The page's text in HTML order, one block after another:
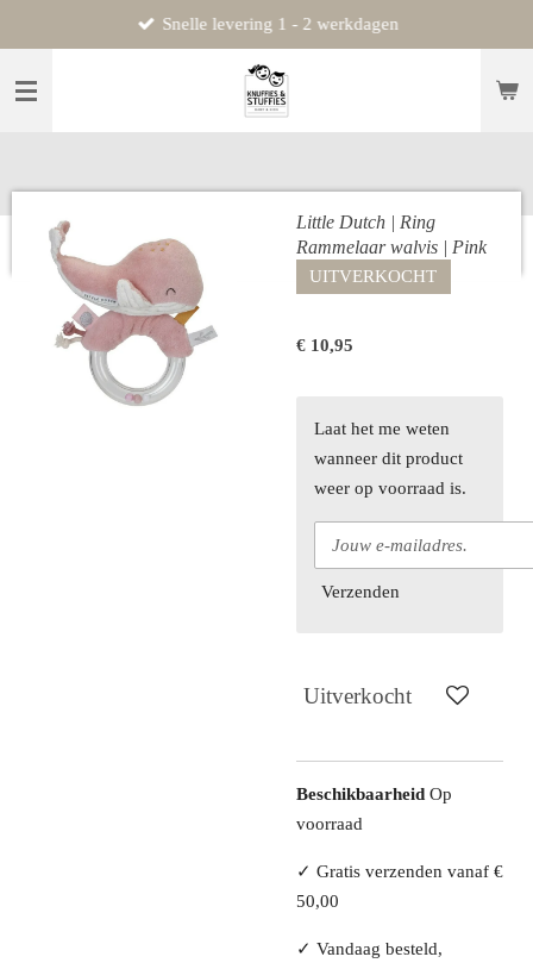
direct
naar
Snelle levering 1 - 2 werkdagen
Little Dutch | Ring
Rammelaar walvis | Pink
UITVERKOCHT
€ 10,95
Laat het me weten
wanneer dit product
weer op voorraad is.
Verzenden
Uitverkocht
Beschikbaarheid Op
voorraad
✓ Gratis verzenden vanaf €
50,00
✓ Vandaag besteld,